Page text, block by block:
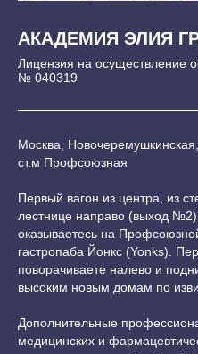
АКАДЕМИЯ ЭЛИЯ
Лицензия на осуществление
№ 040319
Москва,
ст.м Профсоюзная
Первый вагон из центра, из
лестнице направо (выход
оказываетесь на
гастропаба Йонкс (Yonks).
поворачиваете налево и
высоким новым домам по
Дополнительные
медицинских и